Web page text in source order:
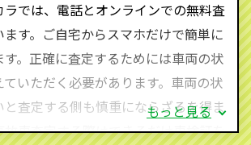
問い合わせ下さい。
積もりはすべて無料で行います。安
せください。
では、電話とオンラインでの無料査
す。ご自宅からスマホだけで簡単に
。正確に査定するためには車両の状
いただく必要があります。車両の状
と査定する側も慎重にならざるを得ま
車査定する際はできるだけ車検証を
もっと見る